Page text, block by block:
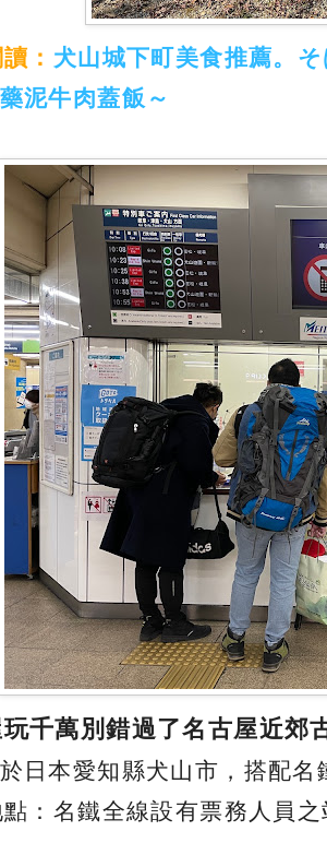
： 犬山城下町美食推薦。
泥牛肉蓋飯～
千萬別錯過了名古屋近郊
日本愛知縣犬山市，搭配
：名鐵全線設有票務人員